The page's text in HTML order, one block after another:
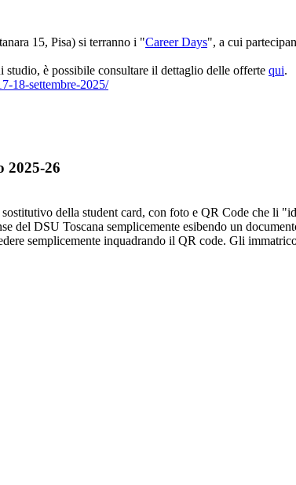
15, Pisa) si terranno i "Career Days", a cui
studio, è possibile consultare il dettaglio delle offerte qui.
18-settembre-2025/
2025-26
sostitutivo della student card, con foto e QR Code che li
del DSU Toscana semplicemente esibendo un
semplicemente inquadrando il QR code. Gli